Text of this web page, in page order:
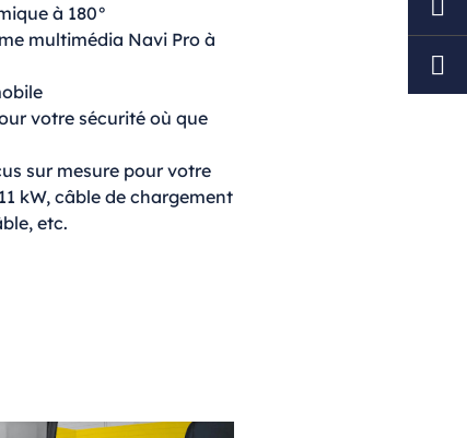
à 180°
multimédia Navi Pro à
votre sécurité où que
sur mesure pour votre
kW, câble de chargement
etc.